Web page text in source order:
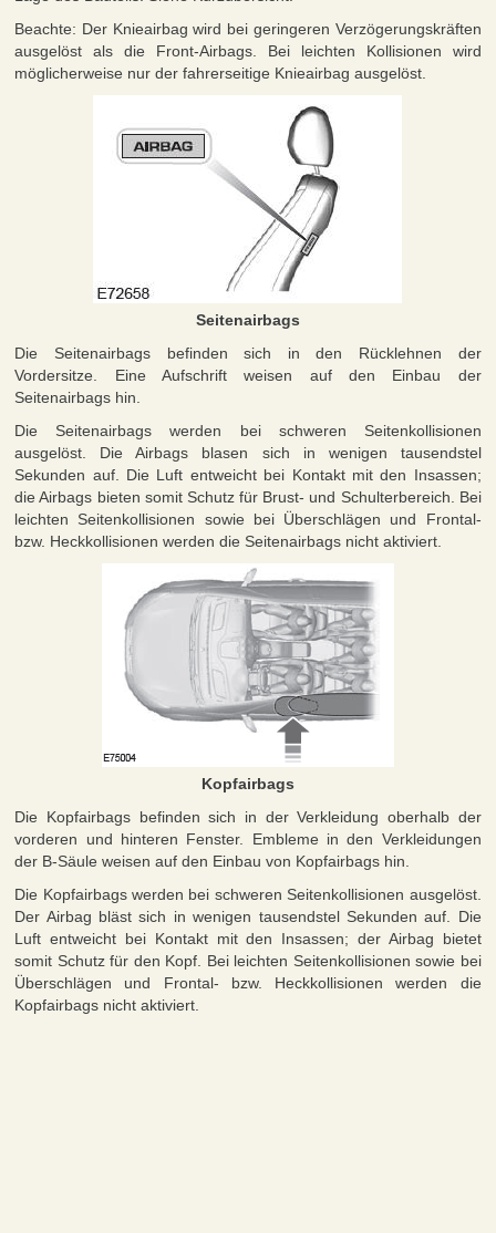
Beachte: Der Knieairbag wird bei geringeren Verzögerungskräften
ausgelöst als die Front-Airbags. Bei leichten Kollisionen wird
möglicherweise nur der fahrerseitige Knieairbag ausgelöst.
Seitenairbags
Die Seitenairbags befinden sich in den Rücklehnen der
Vordersitze. Eine Aufschrift weisen auf den Einbau der
Seitenairbags hin.
Die Seitenairbags werden bei schweren Seitenkollisionen
ausgelöst. Die Airbags blasen sich in wenigen tausendstel
Sekunden auf. Die Luft entweicht bei Kontakt mit den Insassen;
die Airbags bieten somit Schutz für Brust- und Schulterbereich. Bei
leichten Seitenkollisionen sowie bei Überschlägen und Frontal-
bzw. Heckkollisionen werden die Seitenairbags nicht aktiviert.
Kopfairbags
Die Kopfairbags befinden sich in der Verkleidung oberhalb der
vorderen und hinteren Fenster. Embleme in den Verkleidungen
der B-Säule weisen auf den Einbau von Kopfairbags hin.
Die Kopfairbags werden bei schweren Seitenkollisionen ausgelöst.
Der Airbag bläst sich in wenigen tausendstel Sekunden auf. Die
Luft entweicht bei Kontakt mit den Insassen; der Airbag bietet
somit Schutz für den Kopf. Bei leichten Seitenkollisionen sowie bei
Überschlägen und Frontal- bzw. Heckkollisionen werden die
Kopfairbags nicht aktiviert.